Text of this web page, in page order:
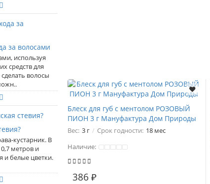
за волосами
используя
средств для
волосы
кустарник. В
метров и
и белые цветки.
Блеск для губ с ментолом РОЗОВЫЙ
ПИОН 3 г Мануфактура Дом Природы
Вес: 3 г Срок годности: 18 мес
Наличие:
386 ₽